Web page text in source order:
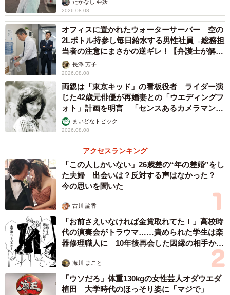
解したり、投資の仕組みが分かったりと、学習した内容は
日常生活にも役立ちます。資格を取得するのに必要な勉強
時間は、簿記3級：150～200時間、簿記2級：350~500時
間、簿記1級：800～2000時間です。簿記1級と簿記2級は多
くの勉強時間を必要とし、独学で合格するのはハードルが
高いため、通信講座や予備校などの利用がおすすめです。
3位：FP（ファイナンシャルプランナー）
FPとは、資産運用のプロフェッショナルであり、家計に関
わる金融税制や不動産、保険まで幅広く学習します。受験
者は、3級で年間10万人以上です。
FPは、資産運用に関して学ぶため、投資や保険の活用な
ど、自身の資金繰りに非常に役立ちます。また、銀行や保
険会社といった金融業界での就職・転職にも有利に働きま
す。さらに、家計相談に乗ったり、FPの勉強法についての
記事を執筆したりと、副業に役立てる方も少なくありませ
ん。FP資格は、3級から1級まで分かれており、学科試験と
実技試験と2つの試験があります。FP取得にかかる勉強時
間は、FP3級：30～120時間、FP2級：150～300時間、
FP1級：約500時間です。FP3級の資格は比較的容易です
たかなし 亜妖
2026.08.08
オフィスに置かれたウォーターサーバー 空の
2Lボトル持参し毎日給水する男性社員→総務担
当者の注意にまさかの逆ギレ！【弁護士が解
説】長澤 芳子
2026.08.08
両親は「東京キッド」の看板役者 ライダー演
じた42歳元俳優が再婚妻との「ウエディングフ
ォト」計画を明言 「センスあるカメラマン求
む」まいどなトピック
2026.08.08
アクセスランキング
「この人しかいない」26歳差の“年の差婚”をし
た夫婦 出会いは？反対する声はなかった？
今の思いを聞いた
古川 諭香
「お前さえいなければ金賞取れてた！」高校時
代の演奏会がトラウマ……責められた学生は楽
器修理職人に 10年後再会した因縁の相手から
海川 まこと
「ウソだろ」体重130kgの女性芸人オダウエダ
植田 大学時代のほっそり姿に「マジで」